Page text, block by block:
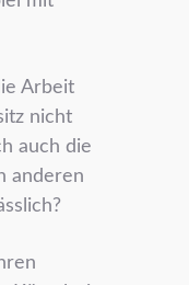
Arbeit
nicht
auch die
anderen